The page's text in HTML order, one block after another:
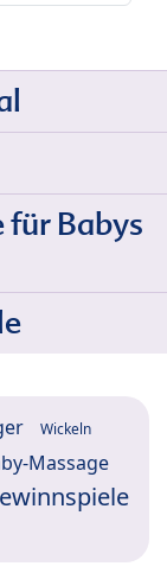
Babys
Wickeln
Massage